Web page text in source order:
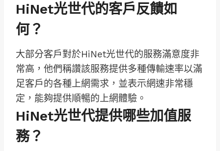
HiNet光世代的客戶反饋如
何？
大部分客戶對於HiNet光世代的服務滿意度非
常高，他們稱讚該服務提供多種傳輸速率以滿
足客戶的各種上網需求，並表示網速非常穩
定，能夠提供順暢的上網體驗。
HiNet光世代提供哪些加值服
務？